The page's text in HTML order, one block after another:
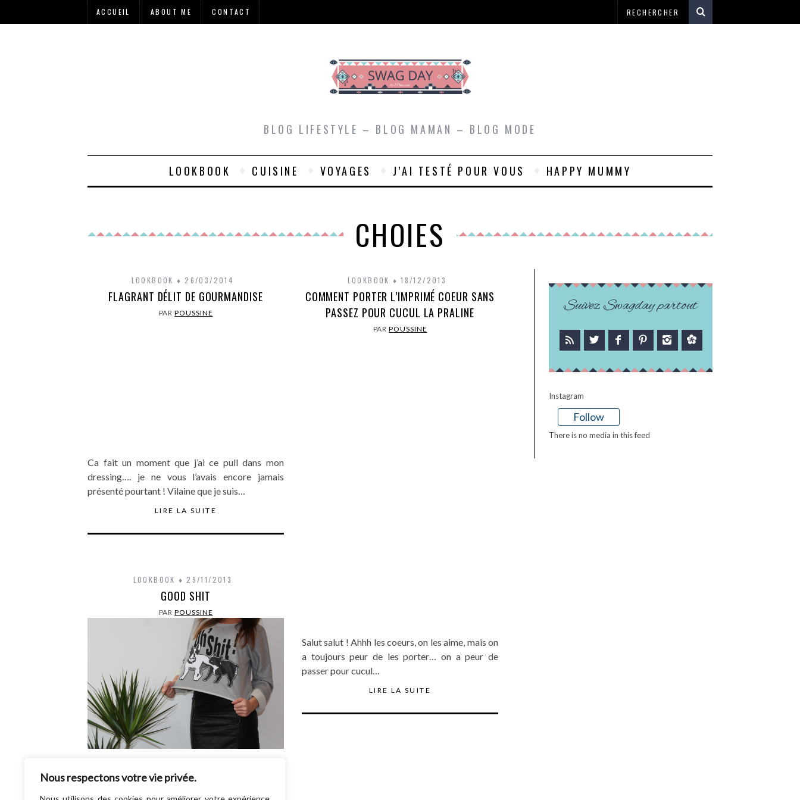
Nous respectons votre vie privée.
ACCUEIL ABOUT ME CONTACT
BLOG LIFESTYLE – BLOG MAMAN – BLOG MODE
LOOKBOOK CUISINE VOYAGES J’AI TESTÉ POUR VOUS HAPPY MUMMY
CHOIES
LOOKBOOK 26/03/2014
FLAGRANT DÉLIT DE GOURMANDISE
PARPOUSSINE
Ca fait un moment que j’ai ce pull dans mon
dressing…. je ne vous l’avais encore jamais
présenté pourtant ! Vilaine que je suis…
LIRE LA SUITE
LOOKBOOK 18/12/2013
COMMENT PORTER L’IMPRIMÉ COEUR SANS
PASSEZ POUR CUCUL LA PRALINE
PARPOUSSINE
Salut salut ! Ahhh les coeurs, on les aime, mais on
a toujours peur de les porter… on a peur de
passer pour cucul…
LIRE LA SUITE
LOOKBOOK 29/11/2013
GOOD SHIT
PARPOUSSINE
d’intérieur sont de retour à mon plus grand
Suivez Swagday partout
Instagram
Follow
There is no media in this feed